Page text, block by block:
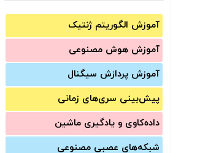
آموزش الگوریتم ژنتیک
آموزش‌ هوش مصنوعی
آموزش‌ پردازش سیگنال
پیش‌‌بینی سری‌‌های زمانی
داده‌کاوی و یادگیری ماشین
شبکه‌های عصبی مصنوعی